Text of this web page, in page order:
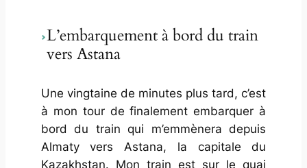
L’embarquement à bord du train
vers Astana
Une vingtaine de minutes plus tard, c’est
à mon tour de finalement embarquer à
bord du train qui m’emmènera depuis
Almaty vers Astana, la capitale du
Kazakhstan. Mon train est sur le quai